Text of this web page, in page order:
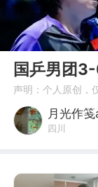
00:00
国乒男团
声明：个人原创，
月光作笺
四川